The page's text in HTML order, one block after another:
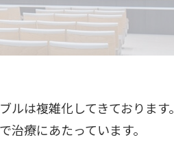
は複雑化してきております。
療にあたっています。